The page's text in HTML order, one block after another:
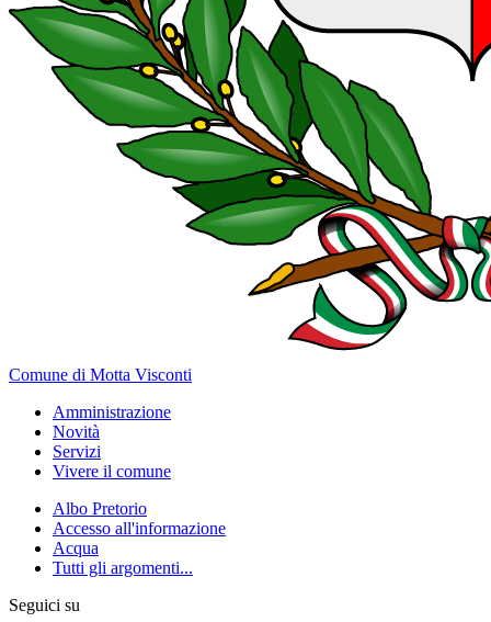
Comune di Motta Visconti
Amministrazione
Novità
Servizi
Vivere il comune
Albo Pretorio
Accesso all'informazione
Acqua
Tutti gli argomenti...
Seguici su